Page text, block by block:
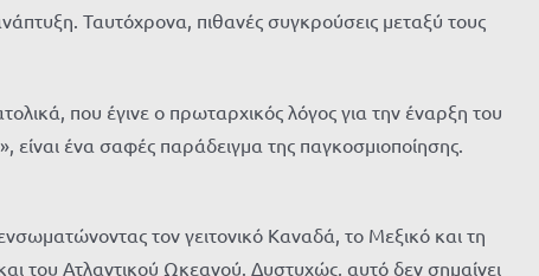
Ταυτόχρονα, πιθανές συγκρούσεις μεταξύ τους
που έγινε ο πρωταρχικός λόγος για την έναρξη του
είναι ένα σαφές παράδειγμα της παγκοσμιοποίησης.
τον γειτονικό Καναδά, το Μεξικό και τη
του Ατλαντικού Ωκεανού. Δυστυχώς, αυτό δεν σημαίνει